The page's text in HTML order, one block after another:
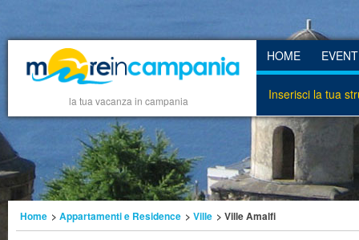
la tua vacanza in campania
HOME
Inserisci la tua
Home > Appartamenti e Residence > Ville > Ville Amalfi